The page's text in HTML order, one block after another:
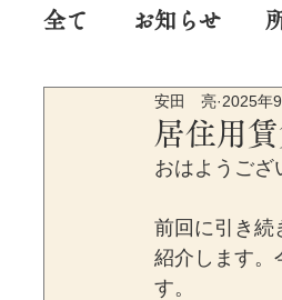
全て お知らせ
プライベート
居住用
安田 亮 2025年
おはようござ
前回に引き続
紹介します。
す。